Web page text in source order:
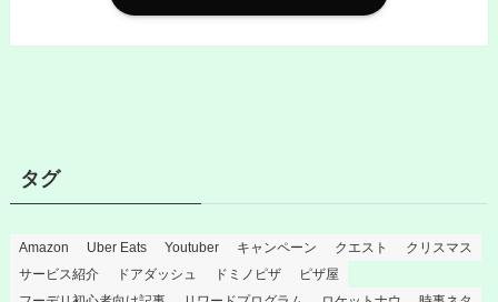
タグ
Amazon Uber Eats Youtuber キャンペーン クエスト
クリスマス
サービス紹介
ドアダッシュ ドミノピザ
ピザ屋